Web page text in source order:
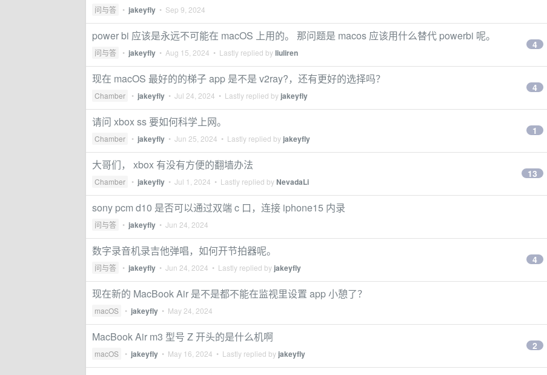
问与答 • jakeyfly • Sep 9, 2024
power bi 应该是永远不可能在 macOS 上用的。 那问题是 macos 应该用什么替代 powerbi 呢。
问与答 • jakeyfly • Aug 15, 2024 • Lastly replied byliuliren
4
现在 macOS 最好的的梯子 app 是不是 v2ray?，还有更好的选择吗？
Chamber • jakeyfly • Jul 24, 2024 • Lastly replied by jakeyfly
4
请问 xbox ss 要如何科学上网。
Chamber • jakeyfly • Jun 25, 2024 • Lastly replied by jakeyfly
1
大哥们， xbox 有没有方便的翻墙办法
Chamber • jakeyfly • Jul 1, 2024 • Lastly replied byNevadaLi
13
sony pcm d10 是否可以通过双端 c 口，连接 iphone15 内录
问与答 • jakeyfly • Jun 24, 2024
数字录音机录吉他弹唱，如何开节拍器呢。
问与答 • jakeyfly • Jun 24, 2024 • Lastly replied by jakeyfly
4
现在新的 MacBook Air 是不是都不能在监视里设置 app 小憩了？
macOS • jakeyfly • May 24, 2024
MacBook Air m3 型号 Z 开头的是什么机啊
macOS • jakeyfly • May 16, 2024 • Lastly replied by jakeyfly
2